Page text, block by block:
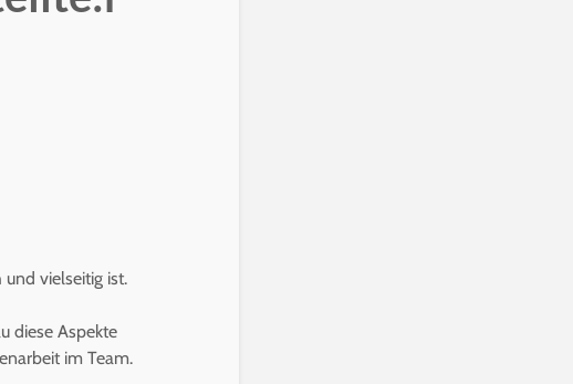
vielseitig ist.
diese Aspekte
im Team.